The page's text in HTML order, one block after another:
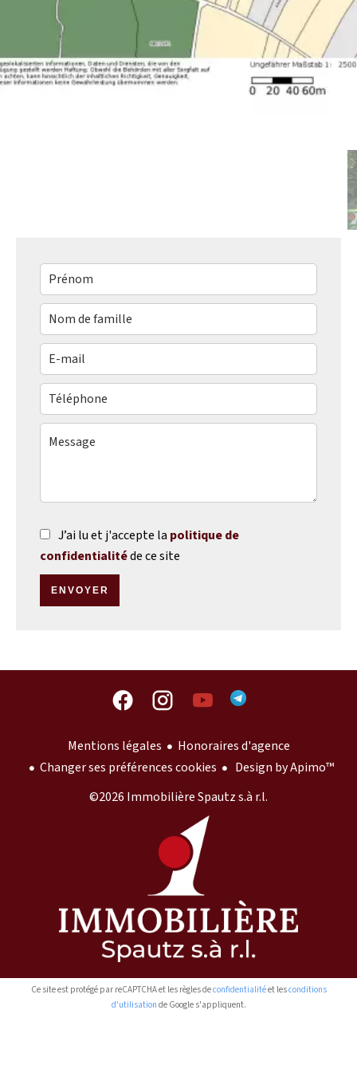
J’ai lu et j'accepte la politique de
confidentialitéde ce site
ENVOYER
Mentions légales
Honoraires d'agence
Changer ses préférences cookies
Design byApimo™
©2026 Immobilière Spautz s.à r.l.
Ce site est protégé par reCAPTCHA et les règles deconfidentialitéet lesconditions
d'utilisation de Google s'appliquent.